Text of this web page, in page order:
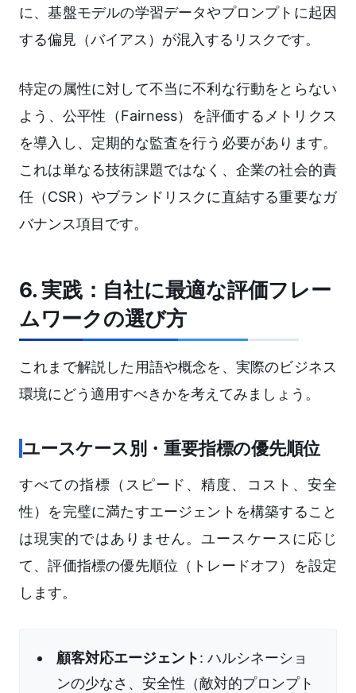
に、基盤モデルの学習データやプロンプトに起因
する偏見（バイアス）が混入するリスクです。
特定の属性に対して不当に不利な行動をとらない
よう、公平性（Fairness）を評価するメトリクス
を導入し、定期的な監査を行う必要があります。
これは単なる技術課題ではなく、企業の社会的責
任（CSR）やブランドリスクに直結する重要なガ
バナンス項目です。
6. 実践：自社に最適な評価フレー
ムワークの選び方
これまで解説した用語や概念を、実際のビジネス
環境にどう適用すべきかを考えてみましょう。
ユースケース別・重要指標の優先順位
すべての指標（スピード、精度、コスト、安全
性）を完璧に満たすエージェントを構築すること
は現実的ではありません。ユースケースに応じ
て、評価指標の優先順位（トレードオフ）を設定
します。
顧客対応エージェント: ハルシネーショ
ンの少なさ、安全性（敵対的プロンプト